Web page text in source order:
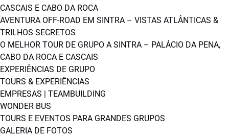
CASCAIS E CABO DA ROCA
AVENTURA OFF-ROAD EM SINTRA – VISTAS ATLÂNTICAS &
TRILHOS SECRETOS
O MELHOR TOUR DE GRUPO A SINTRA – PALÁCIO DA PENA,
CABO DA ROCA E CASCAIS
EXPERIÊNCIAS DE GRUPO
TOURS & EXPERIÊNCIAS
EMPRESAS | TEAMBUILDING
WONDER BUS
TOURS E EVENTOS PARA GRANDES GRUPOS
GALERIA DE FOTOS